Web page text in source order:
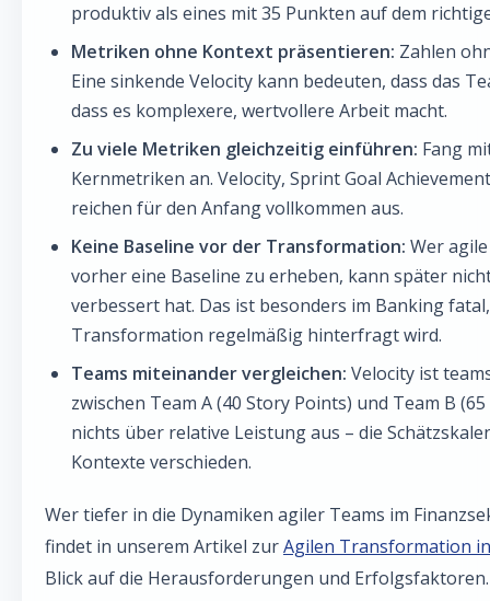
produktiv als eines mit 35 Punkten auf dem
Metriken ohne Kontext präsentieren: Zahlen
Eine sinkende Velocity kann bedeuten, dass das
dass es komplexere, wertvollere Arbeit macht.
Zu viele Metriken gleichzeitig einführen: Fang
Kernmetriken an. Velocity, Sprint Goal
reichen für den Anfang vollkommen aus.
Keine Baseline vor der Transformation: Wer
vorher eine Baseline zu erheben, kann später
verbessert hat. Das ist besonders im Banking
Transformation regelmäßig hinterfragt wird.
Teams miteinander vergleichen: Velocity ist
zwischen Team A (40 Story Points) und Team B
nichts über relative Leistung aus – die
Kontexte verschieden.
Wer tiefer in die Dynamiken agiler Teams im
findet in unserem Artikel zurAgilen Transformation
Blick auf die Herausforderungen und Erfolgsfaktoren.